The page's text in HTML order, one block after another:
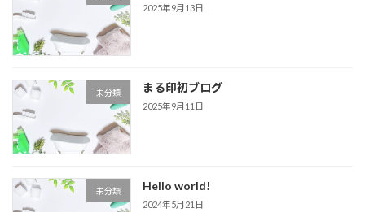
2025年9月13日
未分類 まる印初ブログ
2025年9月11日
未分類 Hello world!
2024年5月21日